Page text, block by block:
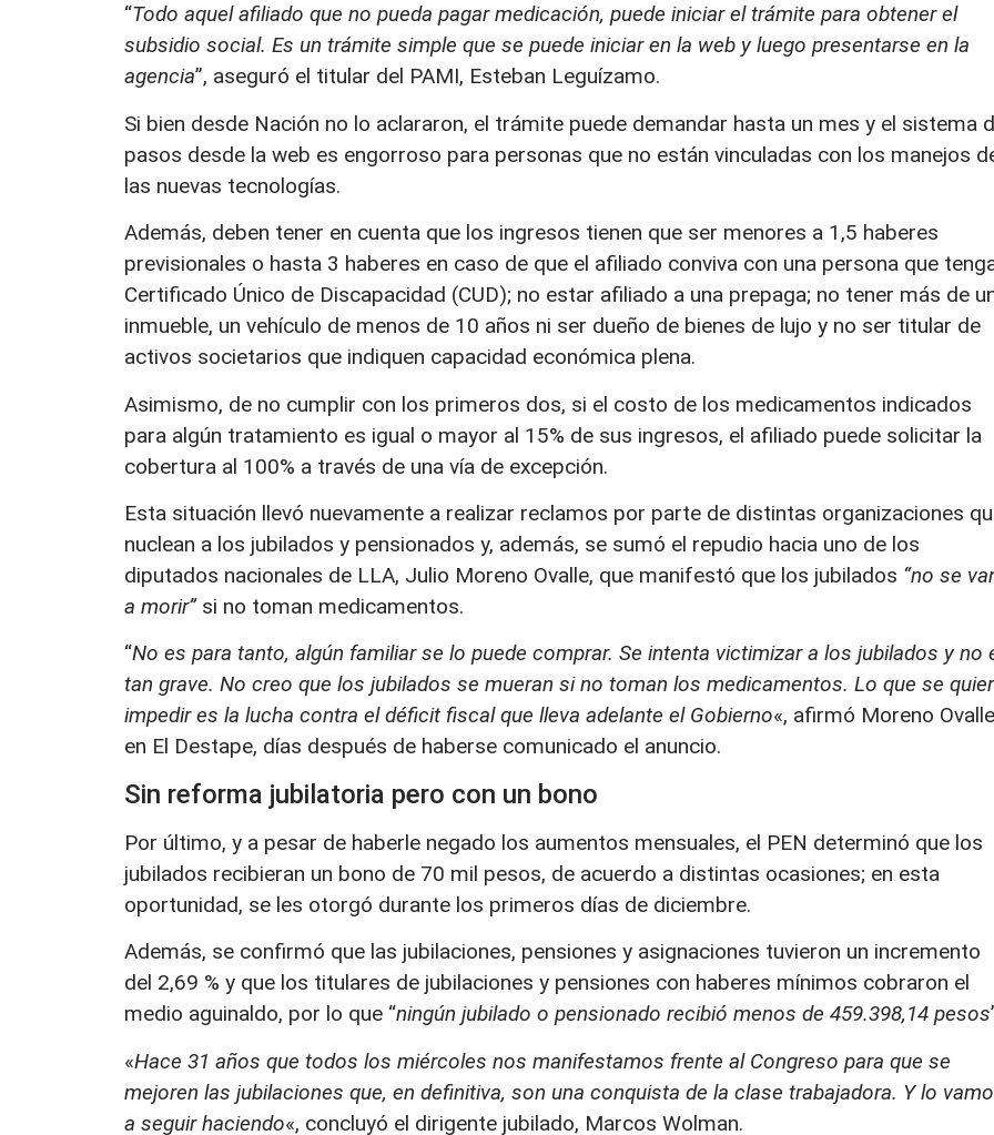
“Todo aquel afiliado que no pueda pagar medicación, puede iniciar el trámite para obtener el
subsidio social. Es un trámite simple que se puede iniciar en la web y luego presentarse en la
agencia”, aseguró el titular del PAMI, Esteban Leguízamo.
Si bien desde Nación no lo aclararon, el trámite puede demandar hasta un mes y el sistema
pasos desde la web es engorroso para personas que no están vinculadas con los manejos
las nuevas tecnologías.
Además, deben tener en cuenta que los ingresos tienen que ser menores a 1,5 haberes
previsionales o hasta 3 haberes en caso de que el afiliado conviva con una persona que
Certificado Único de Discapacidad (CUD); no estar afiliado a una prepaga; no tener más de
inmueble, un vehículo de menos de 10 años ni ser dueño de bienes de lujo y no ser titular de
activos societarios que indiquen capacidad económica plena.
Asimismo, de no cumplir con los primeros dos, si el costo de los medicamentos indicados
para algún tratamiento es igual o mayor al 15% de sus ingresos, el afiliado puede solicitar la
cobertura al 100% a través de una vía de excepción.
Esta situación llevó nuevamente a realizar reclamos por parte de distintas organizaciones
nuclean a los jubilados y pensionados y, además, se sumó el repudio hacia uno de los
diputados nacionales de LLA, Julio Moreno Ovalle, que manifestó que los jubilados “no se
a morir” si no toman medicamentos.
“No es para tanto, algún familiar se lo puede comprar. Se intenta victimizar a los jubilados y no
tan grave. No creo que los jubilados se mueran si no toman los medicamentos. Lo que se
impedir es la lucha contra el déficit fiscal que lleva adelante el Gobierno«, afirmó Moreno Ovalle
en El Destape, días después de haberse comunicado el anuncio.
Sin reforma jubilatoria pero con un bono
Por último, y a pesar de haberle negado los aumentos mensuales, el PEN determinó que los
jubilados recibieran un bono de 70 mil pesos, de acuerdo a distintas ocasiones; en esta
oportunidad, se les otorgó durante los primeros días de diciembre.
Además, se confirmó que las jubilaciones, pensiones y asignaciones tuvieron un incremento
del 2,69 % y que los titulares de jubilaciones y pensiones con haberes mínimos cobraron el
medio aguinaldo, por lo que “ningún jubilado o pensionado recibió menos de 459.398,14 pesos
«Hace 31 años que todos los miércoles nos manifestamos frente al Congreso para que se
mejoren las jubilaciones que, en definitiva, son una conquista de la clase trabajadora. Y lo
a seguir haciendo«, concluyó el dirigente jubilado, Marcos Wolman.